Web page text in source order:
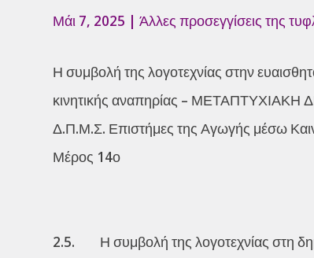
Μάι 7, 2025 |Άλλες προσεγγίσεις της
Η συμβολή της λογοτεχνίας στην
κινητικής αναπηρίας –
Δ.Π.Μ.Σ. Επιστήμες της Αγωγής μέσω
Μέρος 14ο
2.5. Η συμβολή της λογοτεχνίας στη